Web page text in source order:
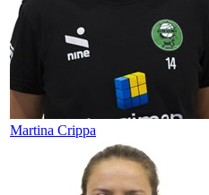
Martina Crippa